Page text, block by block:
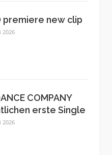
premiere new clip
2026
COMPANY
erste Single
2026